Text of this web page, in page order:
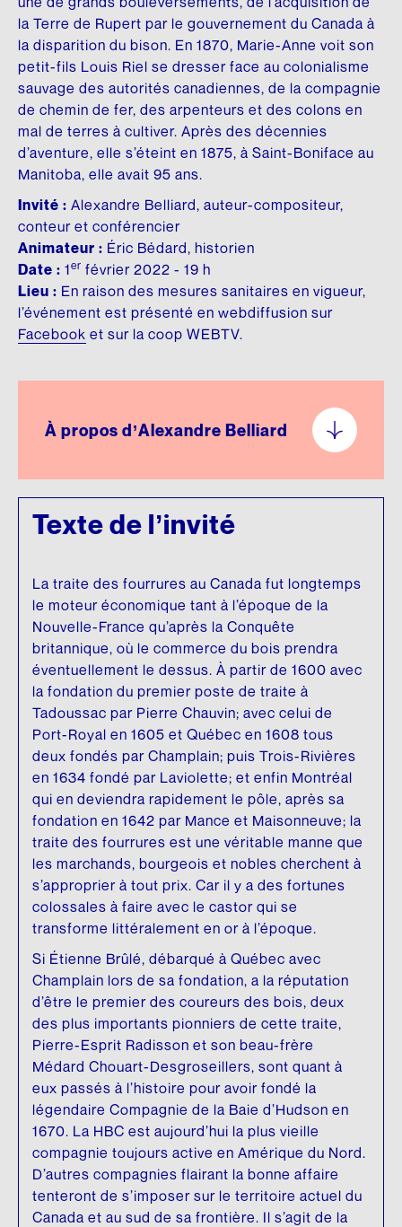
Fonds d’archives
Articles de la Fondation
Formation et tutoriels
CULTURE QUÉBÉCOISE
Les prix Lionel-Groulx
Le prix Jean-Éthier-Blais
EXPOSITIONS
De Gaulle et le Québec
Le métro, véhicule de notre histoire
Nos géants : l’exposition
ARCHIVES AUDIOVISUELLES
Le Chanoine Lionel Groulx, historien
Cours d’histoire donné par Groulx à CKAC
UNE FIGURE MARQUANTE
CRÉDIT D’IMPÔT ADDITIONNEL
la Terre de Rupert par le gouvernement du Canada à
la disparition du bison. En 1870, Marie-Anne voit son
petit-fils Louis Riel se dresser face au colonialisme
sauvage des autorités canadiennes, de la compagnie
de chemin de fer, des arpenteurs et des colons en
mal de terres à cultiver. Après des décennies
d’aventure, elle s’éteint en 1875, à Saint-Boniface au
Manitoba, elle avait 95 ans.
Invité : Alexandre Belliard, auteur-compositeur,
conteur et conférencier
Animateur : Éric Bédard, historien
Date : 1er février 2022 - 19 h
Lieu : En raison des mesures sanitaires en vigueur,
l’événement est présenté en webdiffusion sur
Facebook et sur la coop WEBTV.
À propos d’Alexandre Belliard
Texte de l’invité
La traite des fourrures au Canada fut longtemps
le moteur économique tant à l’époque de la
Nouvelle-France qu’après la Conquête
britannique, où le commerce du bois prendra
éventuellement le dessus. À partir de 1600 avec
la fondation du premier poste de traite à
Tadoussac par Pierre Chauvin; avec celui de
Port-Royal en 1605 et Québec en 1608 tous
deux fondés par Champlain; puis Trois-Rivières
en 1634 fondé par Laviolette; et enfin Montréal
qui en deviendra rapidement le pôle, après sa
fondation en 1642 par Mance et Maisonneuve; la
traite des fourrures est une véritable manne que
les marchands, bourgeois et nobles cherchent à
s’approprier à tout prix. Car il y a des fortunes
colossales à faire avec le castor qui se
transforme littéralement en or à l’époque.
Si Étienne Brûlé, débarqué à Québec avec
Champlain lors de sa fondation, a la réputation
d’être le premier des coureurs des bois, deux
des plus importants pionniers de cette traite,
Pierre-Esprit Radisson et son beau-frère
Médard Chouart-Desgroseillers, sont quant à
eux passés à l’histoire pour avoir fondé la
légendaire Compagnie de la Baie d’Hudson en
1670. La HBC est aujourd’hui la plus vieille
compagnie toujours active en Amérique du Nord.
D’autres compagnies flairant la bonne affaire
tenteront de s’imposer sur le territoire actuel du
Canada et au sud de sa frontière. Il s’agit de la